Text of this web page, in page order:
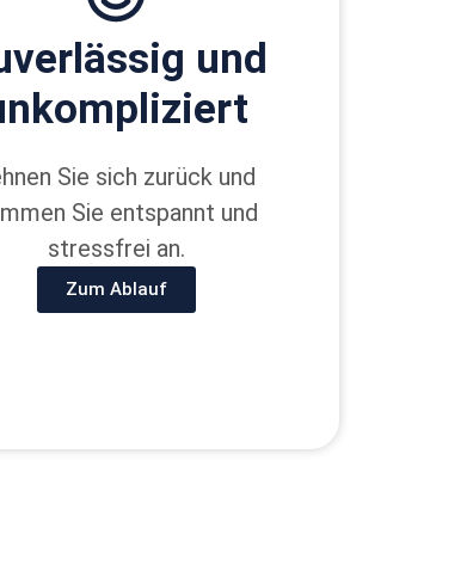
und
Sie sich zurück und
Sie entspannt und
stressfrei an.
Zum Ablauf